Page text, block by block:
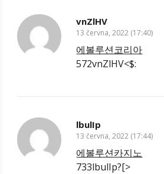
vnZlHV
13 června, 2022 (17:40)
에볼루션코리아
572vnZlHV<$:
lbulIp
13 června, 2022 (17:44)
에볼루션카지노
733lbulIp?[>